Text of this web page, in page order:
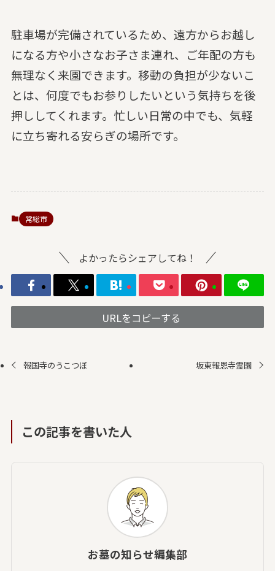
駐車場が完備されているため、遠方からお越し
になる方や小さなお子さま連れ、ご年配の方も
無理なく来園できます。移動の負担が少ないこ
とは、何度でもお参りしたいという気持ちを後
押ししてくれます。忙しい日常の中でも、気軽
に立ち寄れる安らぎの場所です。
常総市
よかったらシェアしてね！
URLをコピーする
報国寺のうこつぼ 坂東報恩寺霊園
この記事を書いた人
お墓の知らせ編集部